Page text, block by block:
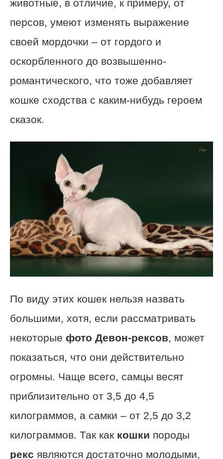
животные, в отличие, к примеру, от
персов, умеют изменять выражение
своей мордочки – от гордого и
оскорбленного до возвышенно-
романтического, что тоже добавляет
кошке сходства с каким-нибудь героем
сказок.
По виду этих кошек нельзя назвать
большими, хотя, если рассматривать
некоторые фото Девон-рексов, может
показаться, что они действительно
огромны. Чаще всего, самцы весят
приблизительно от 3,5 до 4,5
килограммов, а самки – от 2,5 до 3,2
килограммов. Так как кошки породы
рекс являются достаточно молодыми,